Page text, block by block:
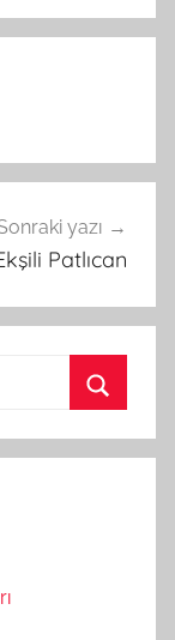
yazı
Patlıcan
r